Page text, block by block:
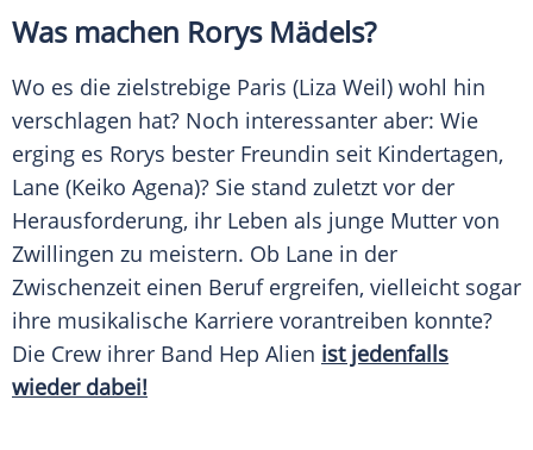
Was machen RorysMädels?
Wo es die zielstrebige Paris (Liza Weil) wohl hin
verschlagen hat? Noch interessanter aber: Wie
erging es Rorys bester Freundin seit Kindertagen,
Lane (Keiko Agena)? Sie stand zuletzt vor der
Herausforderung, ihr Leben als junge Mutter von
Zwillingen zu meistern. Ob Lane in der
Zwischenzeit einen Beruf ergreifen, vielleicht sogar
ihre musikalische Karriere vorantreiben konnte?
Die Crew ihrer Band Hep Alien ist jedenfalls
wieder dabei!